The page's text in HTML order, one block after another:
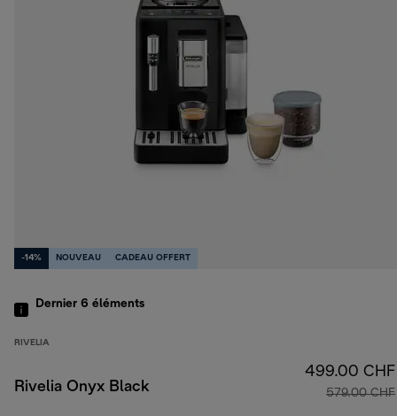
-14% NOUVEAU CADEAU OFFERT
Dernier 6 éléments
RIVELIA
Rivelia Onyx Black
499.00 CHF
579.00 CHF